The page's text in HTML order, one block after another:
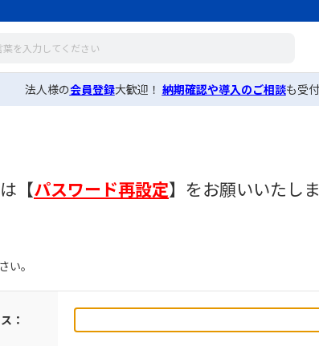
法人様の会員登録大歓迎！ 納期確認や導入のご相談も受
【パスワード再設定】 をお願いいたし
い。
：